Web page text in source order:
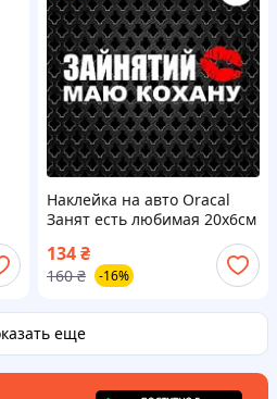
Наклейка на авто Oracal
Занят есть любимая 20х6см
134₴
160 ₴ -16%
еще